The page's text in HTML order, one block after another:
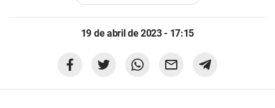
19 de abril de 2023 - 17:15